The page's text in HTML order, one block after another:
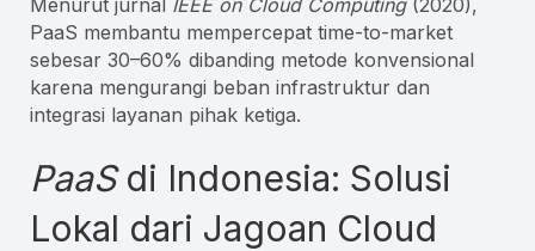
Menurut jurnal IEEE on Cloud Computing(2020),
PaaS membantu mempercepat time-to-market
sebesar 30–60% dibanding metode konvensional
karena mengurangi beban infrastruktur dan
integrasi layanan pihak ketiga.
PaaSdi Indonesia: Solusi
Lokal dari Jagoan Cloud